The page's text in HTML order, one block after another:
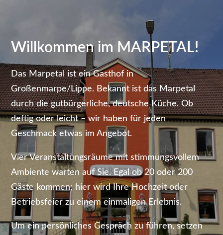
Willkommen im MARPETAL!
Das Marpetal ist ein Gasthof in
Großenmarpe/Lippe. Bekannt ist das Marpetal
durch die gutbürgerliche, deutsche Küche. Ob
deftig oder leicht – wir haben für jeden
Geschmack etwas im Angebot.
Vier Veranstaltungsräume mit stimmungsvollem
Ambiente warten auf Sie. Egal ob 20 oder 200
Gäste kommen; hier wird Ihre Hochzeit oder
Betriebsfeier zu einem einmaligen Erlebnis.
Um ein persönliches Gespräch zu führen, setzen